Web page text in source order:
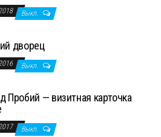
Выкл.
дворец
Выкл.
Пробий — визитная карточка
Выкл.